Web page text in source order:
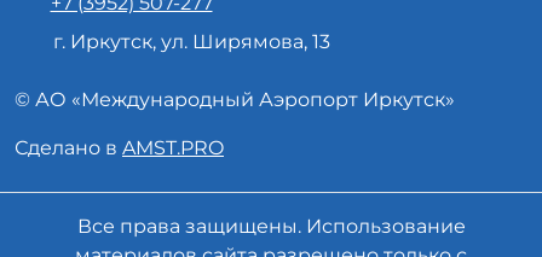
г. Иркутск, ул. Ширямова, 13
© АО «Международный Аэропорт Иркутск»
Сделано в AMST.PRO
Все права защищены. Использование